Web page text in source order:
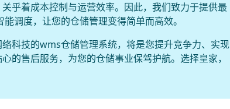
乎着成本控制与运营效率。因此，我们致力于提供最
调度，让您的仓储管理变得简单而高效。
科技的wms仓储管理系统，将是您提升竞争力、实现
的售后服务，为您的仓储事业保驾护航。选择皇家，